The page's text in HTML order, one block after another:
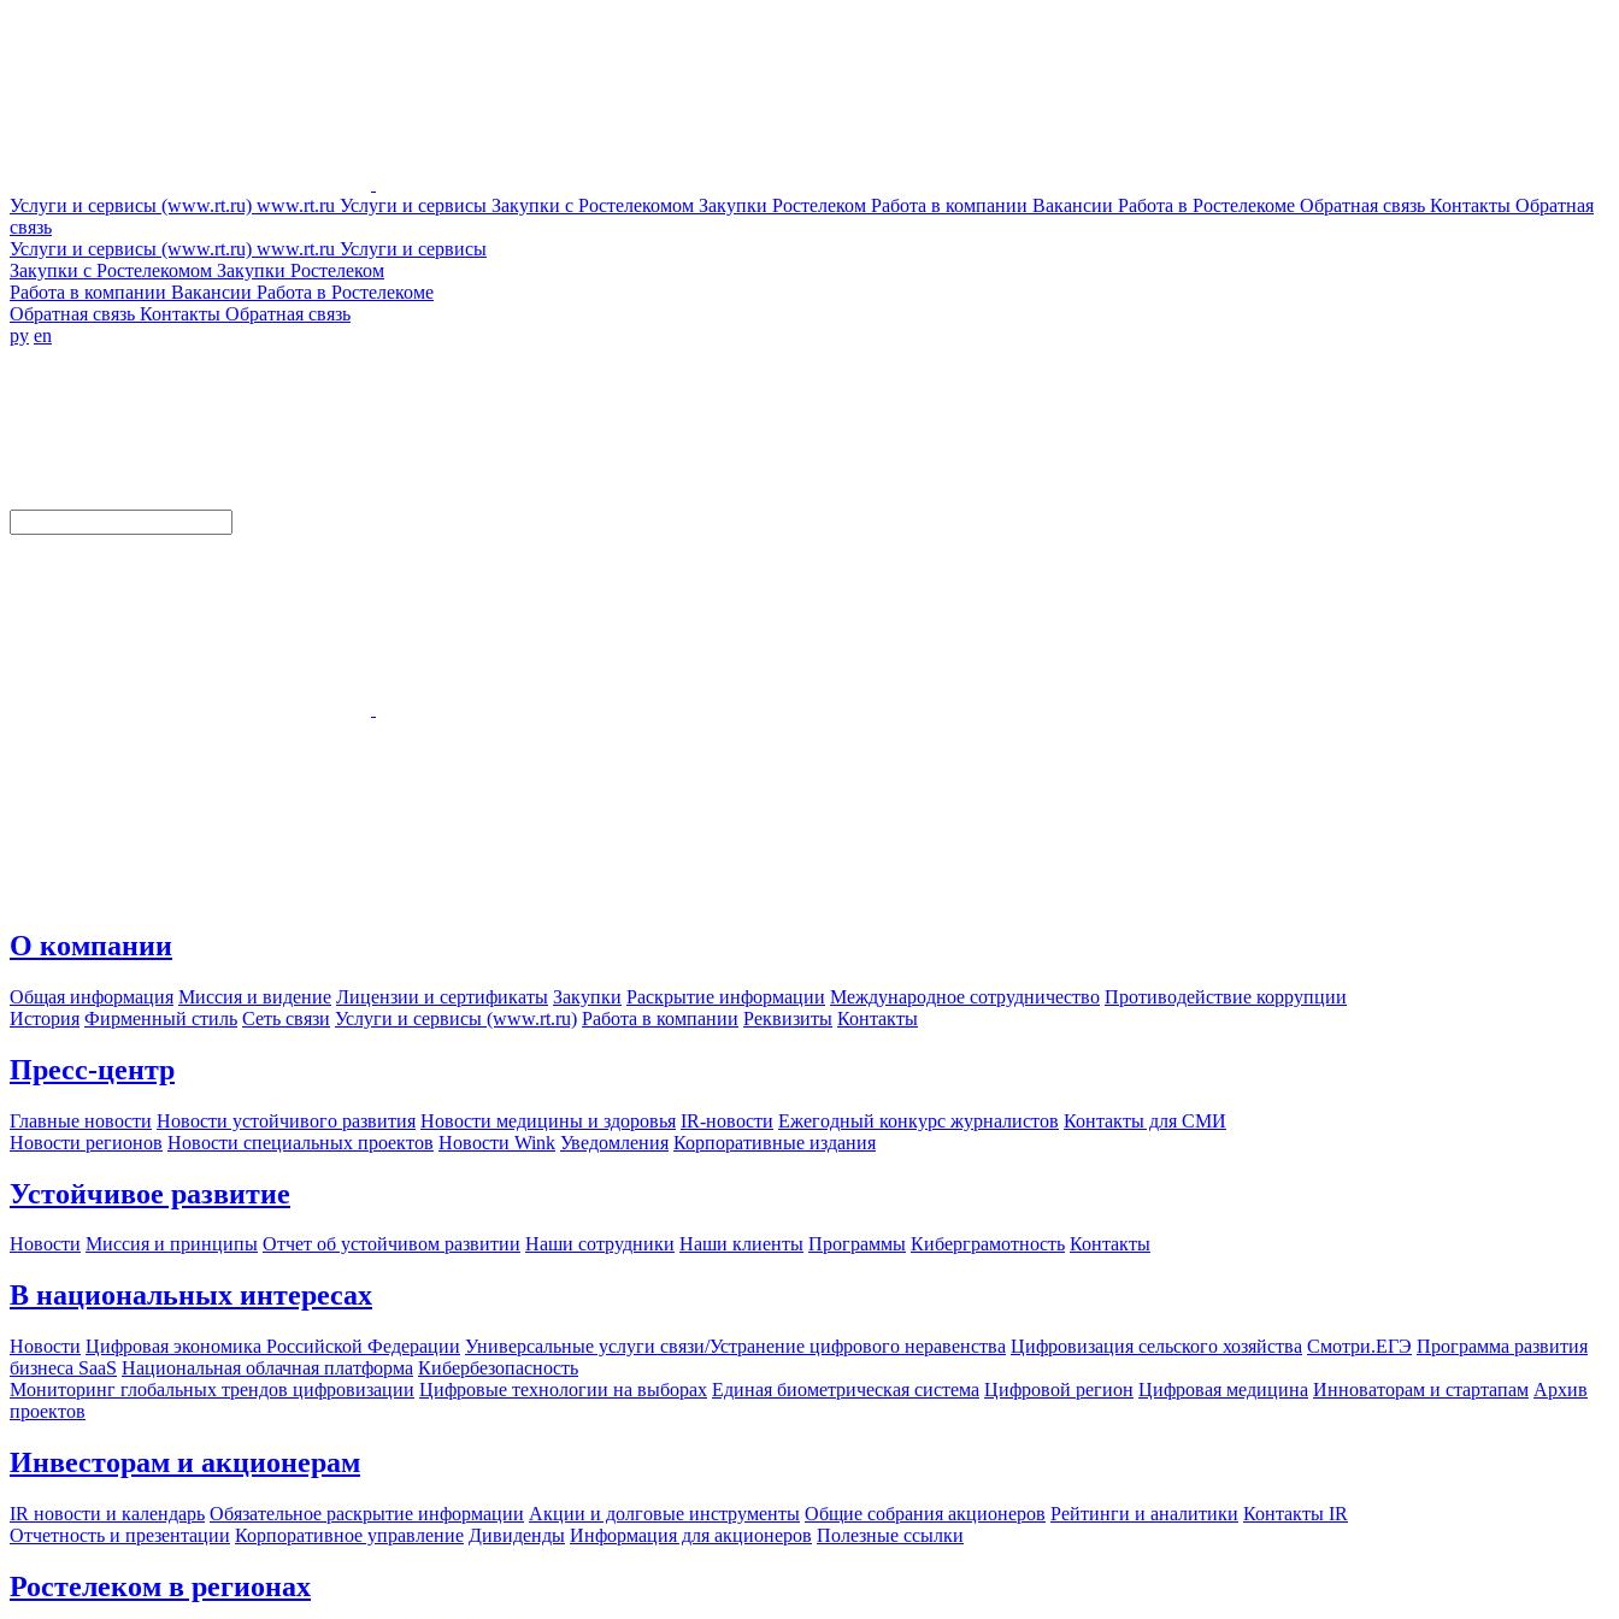
Услуги и сервисы (www.rt.ru) www.rt.ru Услуги и сервисы Закупки с Ростелекомом Закупки Ростелеком Работа в компании Вакансии Работа в Ростелекоме Обратная связь Контакты Обратная
связь
Услуги и сервисы (www.rt.ru) www.rt.ru Услуги и сервисы
Закупки с Ростелекомом Закупки Ростелеком
Работа в компании Вакансии Работа в Ростелекоме
Обратная связь Контакты Обратная связь
ру en
О компании
Общая информация Миссия и видение Лицензии и сертификаты Закупки Раскрытие информации Международное сотрудничество Противодействие коррупции
История Фирменный стиль Сеть связи Услуги и сервисы (www.rt.ru) Работа в компании Реквизиты Контакты
Пресс-центр
Главные новости Новости устойчивого развития Новости медицины и здоровья IR-новости Ежегодный конкурс журналистов Контакты для СМИ
Новости регионов Новости специальных проектов Новости Wink Уведомления Корпоративные издания
Устойчивое развитие
Новости Миссия и принципы Отчет об устойчивом развитии Наши сотрудники Наши клиенты Программы Киберграмотность Контакты
В национальных интересах
Новости Цифровая экономика Российской Федерации Универсальные услуги связи/Устранение цифрового неравенства Цифровизация сельского хозяйства Смотри.ЕГЭ Программа развития
бизнеса SaaS Национальная облачная платформа Кибербезопасность
Мониторинг глобальных трендов цифровизации Цифровые технологии на выборах Единая биометрическая система Цифровой регион Цифровая медицина Инноваторам и стартапам Архив
проектов
Инвесторам и акционерам
IR новости и календарь Обязательное раскрытие информации Акции и долговые инструменты Общие собрания акционеров Рейтинги и аналитики Контакты IR
Отчетность и презентации Корпоративное управление Дивиденды Информация для акционеров Полезные ссылки
Ростелеком в регионах